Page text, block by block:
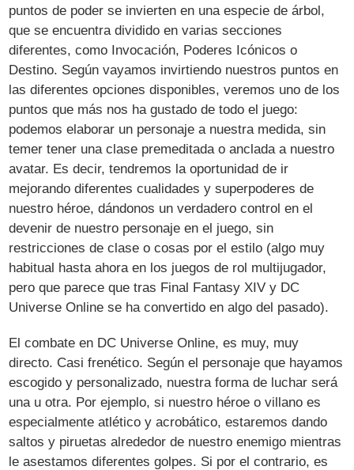
puntos de poder se invierten en una especie de árbol,
que se encuentra dividido en varias secciones
diferentes, como Invocación, Poderes Icónicos o
Destino. Según vayamos invirtiendo nuestros puntos en
las diferentes opciones disponibles, veremos uno de los
puntos que más nos ha gustado de todo el juego:
podemos elaborar un personaje a nuestra medida, sin
temer tener una clase premeditada o anclada a nuestro
avatar. Es decir, tendremos la oportunidad de ir
mejorando diferentes cualidades y superpoderes de
nuestro héroe, dándonos un verdadero control en el
devenir de nuestro personaje en el juego, sin
restricciones de clase o cosas por el estilo (algo muy
habitual hasta ahora en los juegos de rol multijugador,
pero que parece que tras Final Fantasy XIV y DC
Universe Online se ha convertido en algo del pasado).
El combate en DC Universe Online, es muy, muy
directo. Casi frenético. Según el personaje que hayamos
escogido y personalizado, nuestra forma de luchar será
una u otra. Por ejemplo, si nuestro héroe o villano es
especialmente atlético y acrobático, estaremos dando
saltos y piruetas alrededor de nuestro enemigo mientras
le asestamos diferentes golpes. Si por el contrario, es